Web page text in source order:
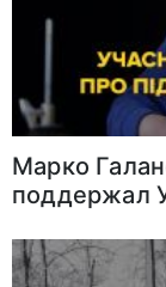
Марко
поддержал